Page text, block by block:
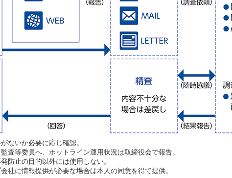
ないか必要に応じ確認。
査等委員へ、ホットライン運用状況は取締役会で報告。
防止の目的以外には使用しない。
社に情報提供が必要な場合は本人の同意を得て提供。